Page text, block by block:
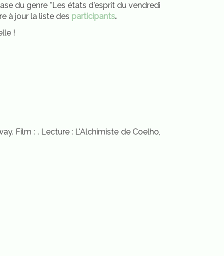
du genre "Les états d'esprit du vendredi
à jour la liste des participants.
!
Film : . Lecture : L'Alchimiste de Coelho,